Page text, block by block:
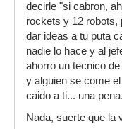
decirle "si cabron,
rockets y 12 robots,
dar ideas a tu puta
nadie lo hace y al
ahorro un tecnico
y alguien se come
caido a ti... una
Nada, suerte que la